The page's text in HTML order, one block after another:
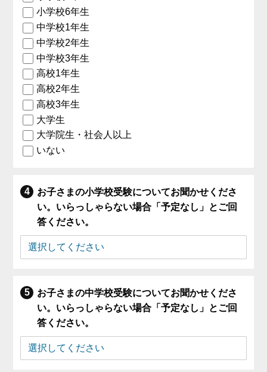
小学校6年生
中学校1年生
中学校2年生
中学校3年生
高校1年生
高校2年生
高校3年生
大学生
大学院生・社会人以上
いない
お子さまの小学校受験についてお聞かせくださ
い。いらっしゃらない場合「予定なし」とご回
答ください。
お子さまの中学校受験についてお聞かせくださ
い。いらっしゃらない場合「予定なし」とご回
答ください。